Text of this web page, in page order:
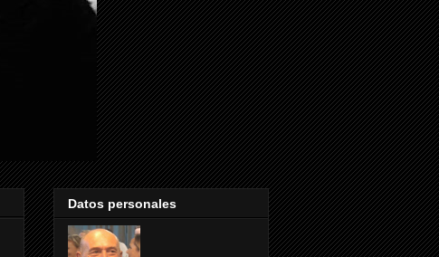
Datos personales